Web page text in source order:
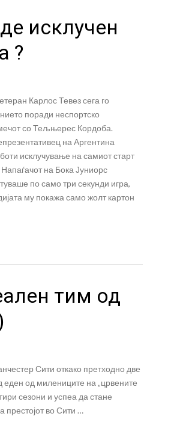
исклучен
?
Карлос Тевез сега го
поради неспортско
со Тељњерес Кордоба.
на Аргентина
исклучување на самиот старт
на Бока Јуниорс
по само три секунди игра,
му покажа само жолт картон
тим од
Сити откако претходно две
еден од милениците на „црвените
сезони и успеа да стане
престојот во Сити …